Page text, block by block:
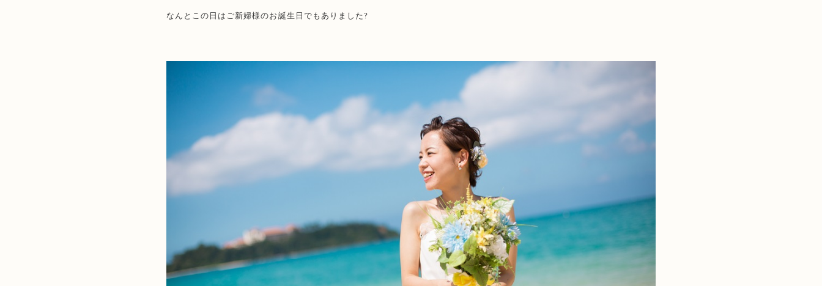
なんとこの日はご新婦様のお誕生日でもありました?